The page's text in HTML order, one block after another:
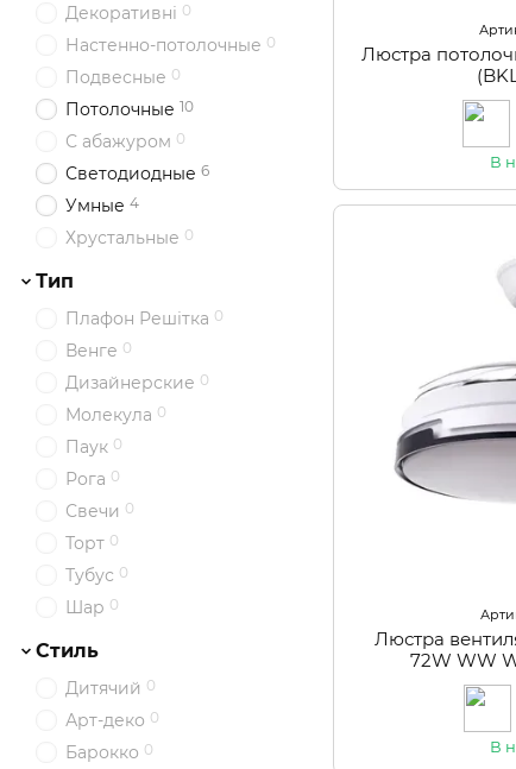
Люстра
В
Люстра
72W WW
В
Декоративні 0
Настенно-потолочные 0
Подвесные 0
Потолочные 10
С абажуром 0
Светодиодные 6
Умные 4
Хрустальные 0
Тип
Плафон Решітка 0
Венге 0
Дизайнерские 0
Молекула 0
Паук 0
Рога 0
Свечи 0
Торт 0
Тубус 0
Шар 0
Стиль
Дитячий 0
Арт-деко 0
Барокко 0